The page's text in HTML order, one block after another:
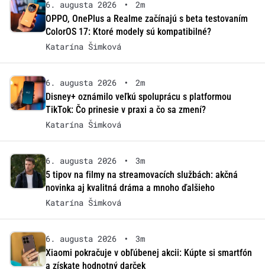
6. augusta 2026 •
2m
OPPO, OnePlus a Realme začínajú s beta testovaním
ColorOS 17: Ktoré modely sú kompatibilné?
Katarína Šimková
6. augusta 2026 •
2m
Disney+ oznámilo veľkú spoluprácu s platformou
TikTok: Čo prinesie v praxi a čo sa zmení?
Katarína Šimková
6. augusta 2026 •
3m
5 tipov na filmy na streamovacích službách: akčná
novinka aj kvalitná dráma a mnoho ďalšieho
Katarína Šimková
6. augusta 2026 •
3m
Xiaomi pokračuje v obľúbenej akcii: Kúpte si smartfón
a získate hodnotný darček